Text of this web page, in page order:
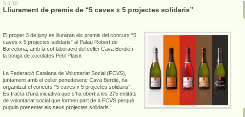
3.6.10
Lliurament de premis de “5 caves x 5 projectes solidaris”
El proper 3 de juny es lliuraran els premis del concurs “5
caves x 5 projectes solidaris” al Palau Robert de
Barcelona, amb la col·laboració del celler Cava Berdié i
la botiga de xocolates Petit Plaisir.
La Federació Catalana de Voluntariat Social (FCVS),
juntament amb el celler penedesenc Cava Berdié, ha
organitzat el concurs “5 caves x 5 projectes solidaris”.
Es tracta d’una iniciativa que s’ha obert a les 275 entitats
de voluntariat social que formen part de a FCVS perquè
puguin presentar els seus projectes solidaris.